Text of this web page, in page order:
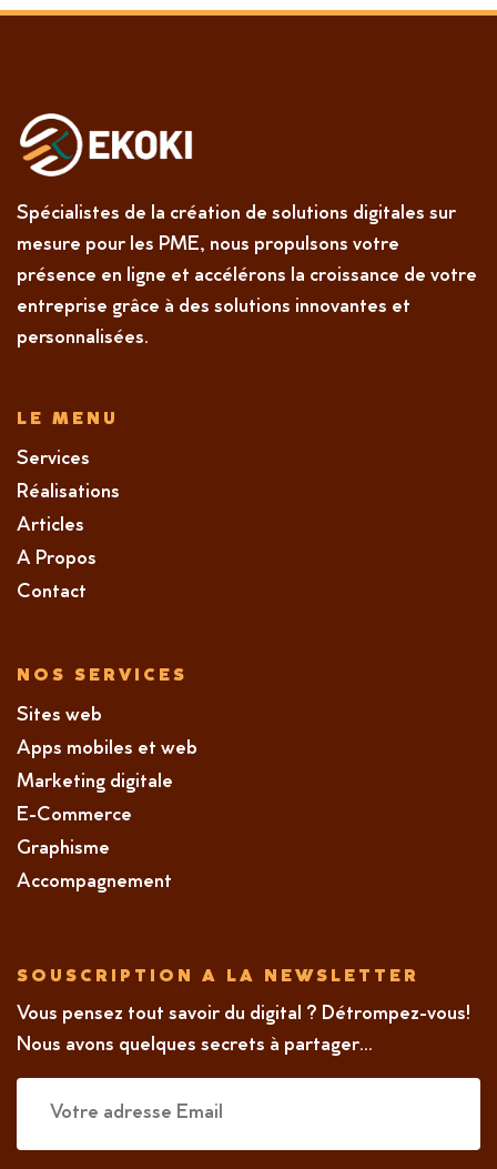
Spécialistes de la création de solutions digitales sur
mesure pour les PME, nous propulsons votre
présence en ligne et accélérons la croissance de votre
entreprise grâce à des solutions innovantes et
personnalisées.
LE MENU
Services
Réalisations
Articles
A Propos
Contact
NOS SERVICES
Sites web
Apps mobiles et web
Marketing digitale
E-Commerce
Graphisme
Accompagnement
SOUSCRIPTION A LA NEWSLETTER
Vous pensez tout savoir du digital ? Détrompez-vous!
Nous avons quelques secrets à partager...